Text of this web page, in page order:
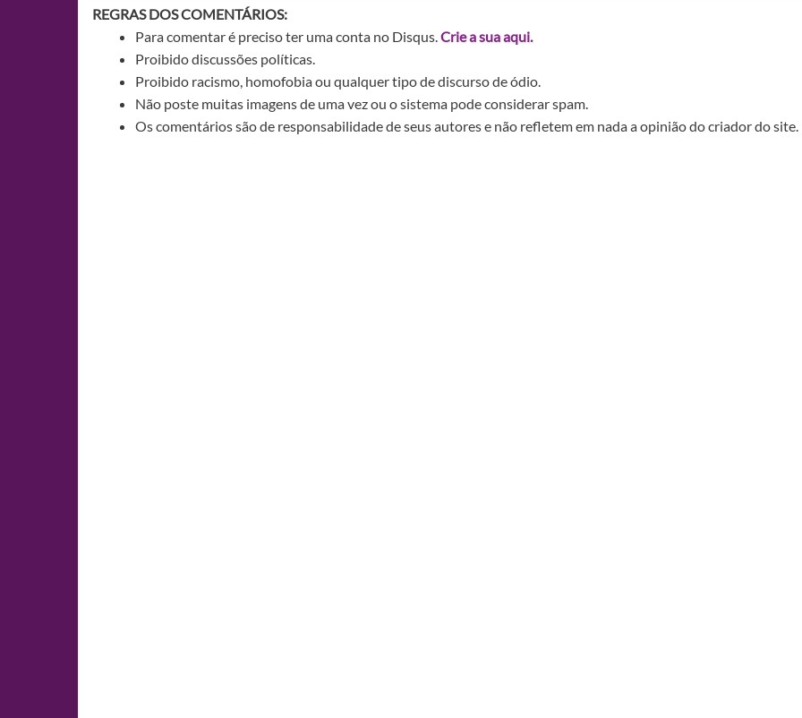
REGRAS DOS COMENTÁRIOS:
Para comentar é preciso ter uma conta no Disqus.Crie a sua aqui.
Proibido discussões políticas.
Proibido racismo, homofobia ou qualquer tipo de discurso de ódio.
Não poste muitas imagens de uma vez ou o sistema pode considerar spam.
Os comentários são de responsabilidade de seus autores e não refletem em nada a opinião do criador do site.